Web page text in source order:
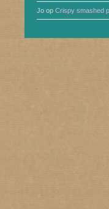
Jo op Crispy smashed